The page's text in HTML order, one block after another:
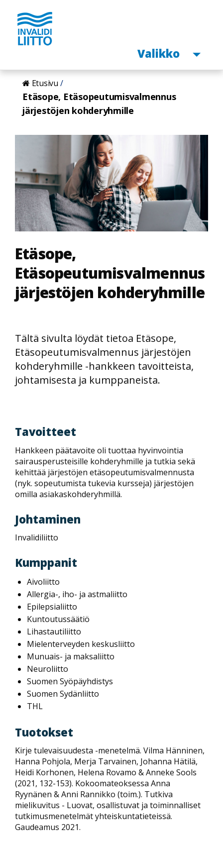
Hyppää
pääsisältöön
Avaa
Valikko
Etusivu
Etäsope, Etäsopeutumisvalmennus
järjestöjen kohderyhmille
Etäsope,
Etäsopeutumisvalmennus
järjestöjen kohderyhmille
Tältä sivulta löydät tietoa Etäsope,
Etäsopeutumisvalmennus järjestöjen
kohderyhmille -hankkeen tavoitteista,
johtamisesta ja kumppaneista.
Tavoitteet
Hankkeen päätavoite oli tuottaa hyvinvointia
sairausperusteisille kohderyhmille ja tutkia sekä
kehittää järjestöjen etäsopeutumisvalmennusta
(nyk. sopeutumista tukevia kursseja) järjestöjen
omilla asiakaskohderyhmillä.
Johtaminen
Invalidiliitto
Kumppanit
Aivoliitto
Allergia-, iho- ja astmaliitto
Epilepsialiitto
Kuntoutussäätiö
Lihastautiliitto
Mielenterveyden keskusliitto
Munuais- ja maksaliitto
Neuroliitto
Suomen Syöpäyhdistys
Suomen Sydänliitto
THL
Tuotokset
Kirje tulevaisuudesta -menetelmä. Vilma Hänninen,
Hanna Pohjola, Merja Tarvainen, Johanna Hätilä,
Heidi Korhonen, Helena Rovamo & Anneke Sools
(2021, 132-153). Kokoomateoksessa Anna
Ryynänen & Anni Rannikko (toim.). Tutkiva
mielikuvitus - Luovat, osallistuvat ja toiminnalliset
tutkimusmenetelmät yhteiskuntatieteissä.
Gaudeamus 2021.